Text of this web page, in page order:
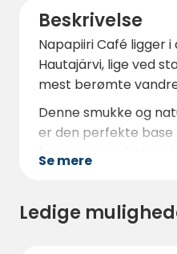
Beskrivelse
Napapiiri Café ligger
Hautajärvi, lige ved
mest berømte
Denne smukke og
er den perfekte
længere vandreture i
veludstyret
Se mere
Ledige